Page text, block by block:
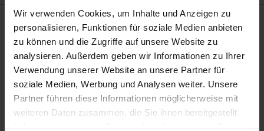
Wir verwenden Cookies, um Inhalte und Anzeigen zu
personalisieren, Funktionen für soziale Medien anbieten
zu können und die Zugriffe auf unsere Website zu
analysieren. Außerdem geben wir Informationen zu Ihrer
Verwendung unserer Website an unsere Partner für
soziale Medien, Werbung und Analysen weiter. Unsere
Partner führen diese Informationen möglicherweise mit
weiteren Daten zusammen, die Sie ihnen bereitgestellt
Description
Hardly any other body of work could be expected to
reveal such a wealth of hidden compositional,
intellectual, philosophical and ideological depths as
that of the turn-of-the-century pianist, pupil of Liszt,
and once-famous Beet-hoven performer and ‘mystic’